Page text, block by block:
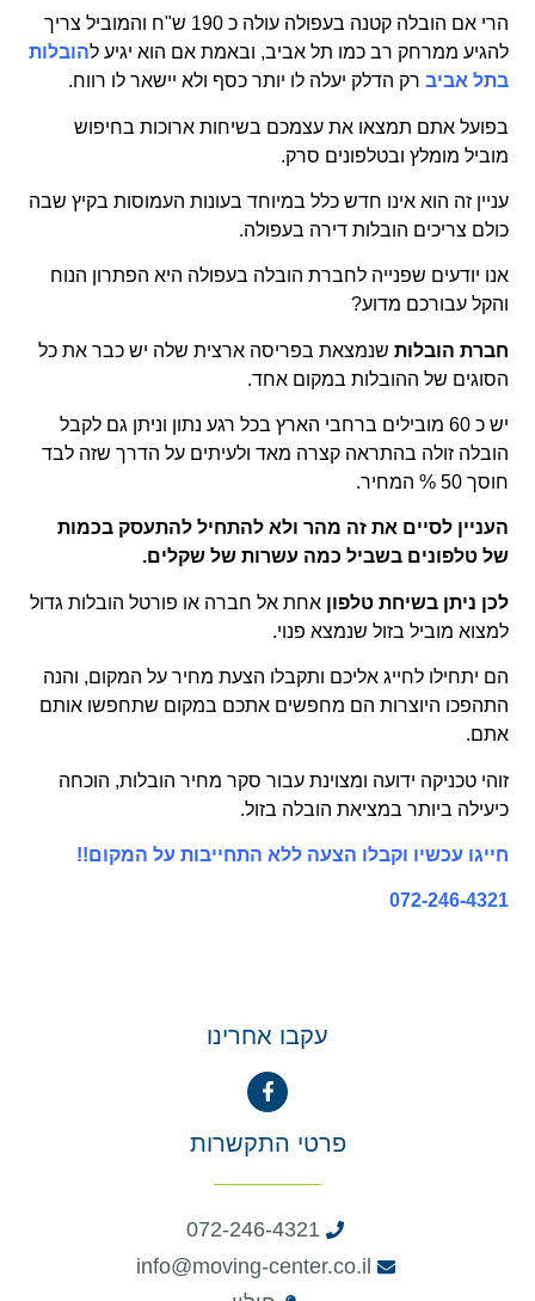
הרי אם הובלה קטנה בעפולה עולה כ 190 ש"ח והמוביל צריך
להגיע ממרחק רב כמו תל אביב, ובאמת אם הוא יגיע להובלות
בתל אביב רק הדלק יעלה לו יותר כסף ולא יישאר לו רווח.
בפועל אתם תמצאו את עצמכם בשיחות ארוכות בחיפוש
מוביל מומלץ ובטלפונים סרק.
עניין זה הוא אינו חדש כלל במיוחד בעונות העמוסות בקיץ שבה
כולם צריכים הובלות דירה בעפולה.
אנו יודעים שפנייה לחברת הובלה בעפולה היא הפתרון הנוח
והקל עבורכם מדוע?
חברת הובלות שנמצאת בפריסה ארצית שלה יש כבר את כל
הסוגים של ההובלות במקום אחד.
יש כ 60 מובילים ברחבי הארץ בכל רגע נתון וניתן גם לקבל
הובלה זולה בהתראה קצרה מאד ולעיתים על הדרך שזה לבד
חוסך 50 % המחיר.
העניין לסיים את זה מהר ולא להתחיל להתעסק בכמות
של טלפונים בשביל כמה עשרות של שקלים.
לכן ניתן בשיחת טלפון אחת אל חברה או פורטל הובלות גדול
למצוא מוביל בזול שנמצא פנוי.
הם יתחילו לחייג אליכם ותקבלו הצעת מחיר על המקום, והנה
התהפכו היוצרות הם מחפשים אתכם במקום שתחפשו אותם
אתם.
זוהי טכניקה ידועה ומצוינת עבור סקר מחיר הובלות, הוכחה
כיעילה ביותר במציאת הובלה בזול.
חייגו עכשיו וקבלו הצעה ללא התחייבות על המקום!!
072-246-4321
עקבו אחרינו
פרטי התקשרות
072-246-4321
info@moving-center.co.il